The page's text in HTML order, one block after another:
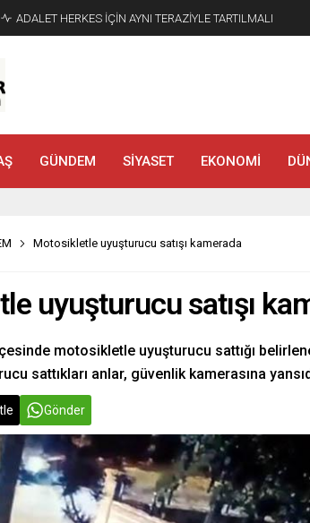
Tahliye Kararı Sonrası Kahramanmaraş’ta Tek Soru:
GÜNDEM SİYASET EKONOMİ
Motosikletle uyuşturucu satışı kamerada
uyuşturucu satışı
motosikletle uyuşturucu sattığı
sattıkları anlar, güvenlik kamerasına
Gönder